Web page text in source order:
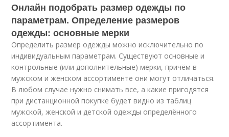
Онлайн подобрать размер одежды по
параметрам. Определение размеров
одежды: основные мерки
Определить размер одежды можно исключительно по
индивидуальным параметрам. Существуют основные и
контрольные (или дополнительные) мерки, причём в
мужском и женском ассортименте они могут отличаться.
В любом случае нужно снимать все, а какие пригодятся
при дистанционной покупке будет видно из таблиц
мужской, женской и детской одежды определённого
ассортимента.